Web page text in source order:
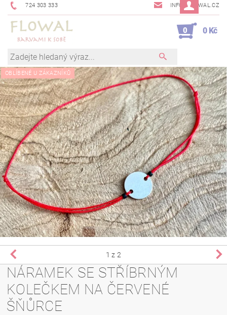
724 303 333 INFO@FLOWAL.CZ
0 0 Kč
OBLÍBENÉ U ZÁKAZNÍKŮ
1 z 2
NÁRAMEK SE STŘÍBRNÝM
KOLEČKEM NA ČERVENÉ
ŠŇŮRCE